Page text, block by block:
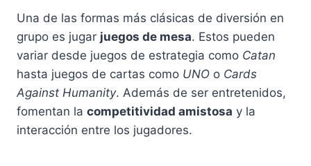
Una de las formas más clásicas de diversión en
grupo es jugar juegos de mesa. Estos pueden
variar desde juegos de estrategia como Catan
hasta juegos de cartas como UNO o Cards
Against Humanity. Además de ser entretenidos,
fomentan la competitividad amistosa y la
interacción entre los jugadores.